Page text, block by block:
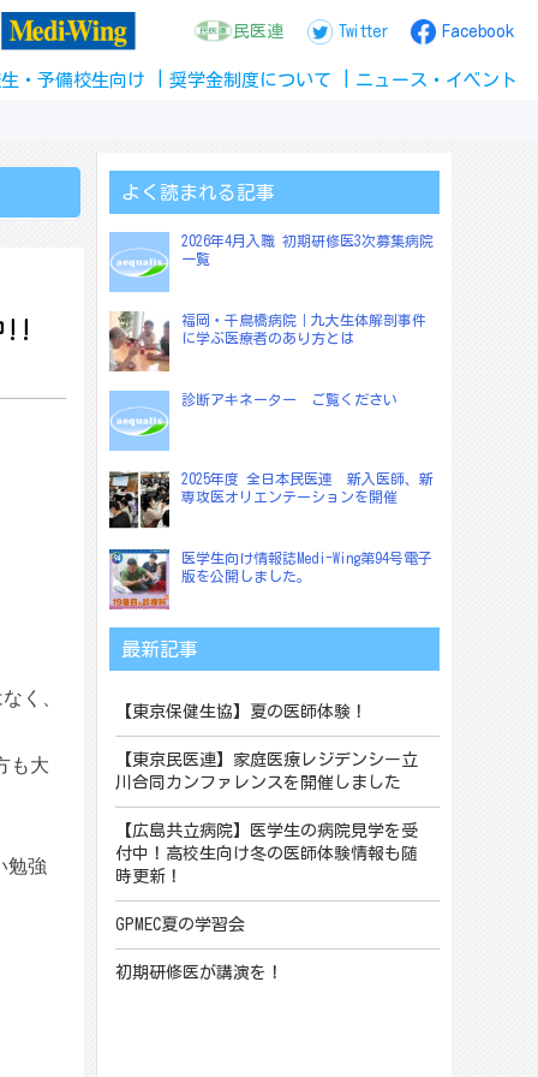
民医連 Twitter Facebook
・ 予備校生向け 奨学金制度 について ニュース ・ イベント
!!
く、
も大
勉強
よく読まれる記事
2026年4月入職 初期研修医3次募集病院
一覧
福岡・千鳥橋病院｜九大生体解剖事件
に学ぶ医療者のあり方とは
診断アキネーター ご覧ください
2025年度 全日本民医連 新入医師、新
専攻医オリエンテーションを開催
医学生向け情報誌Medi-Wing第94号電子
版を公開しました。
最新記事
【東京保健生協】夏の医師体験！
【東京民医連】家庭医療レジデンシー立
川合同カンファレンスを開催しました
【広島共立病院】医学生の病院見学を受
付中！高校生向け冬の医師体験情報も随
時更新！
GPMEC夏の学習会
初期研修医が講演を！